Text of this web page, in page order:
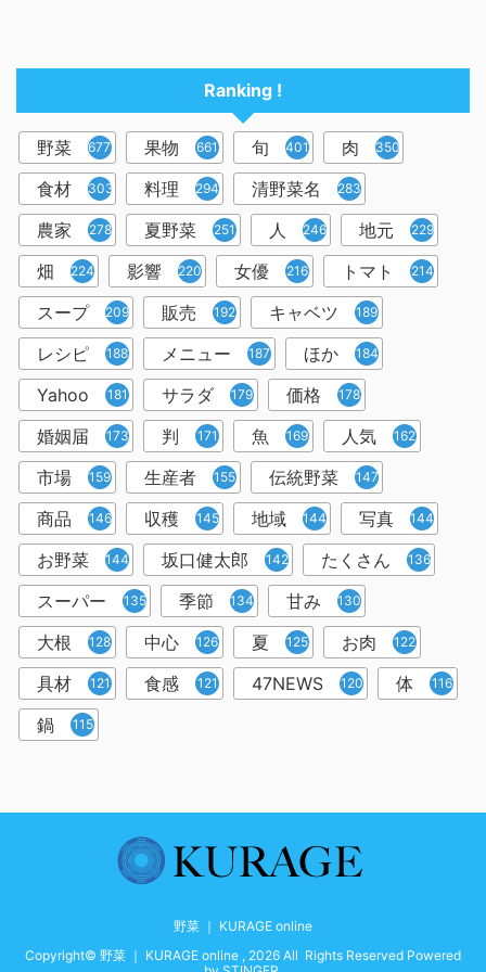
Ranking !
野菜 6778 果物 661 旬 401 肉 350
食材 303 料理 294 清野菜名 283
農家 278 夏野菜 251 人 246 地元 229
畑 224 影響 220 女優 216 トマト 214
スープ 209 販売 192 キャベツ 189
レシピ 188 メニュー 187 ほか 184
Yahoo 181 サラダ 179 価格 178
婚姻届 173 判 171 魚 169 人気 162
市場 159 生産者 155 伝統野菜 147
商品 146 収穫 145 地域 144 写真 144
お野菜 144 坂口健太郎 142 たくさん 136
スーパー 135 季節 134 甘み 130
大根 128 中心 126 夏 125 お肉 122
具材 121 食感 121 47NEWS 120 体 116
鍋 115
野菜 ｜ KURAGE online
Copyright© 野菜 ｜ KURAGE online , 2026 All Rights Reserved Powered